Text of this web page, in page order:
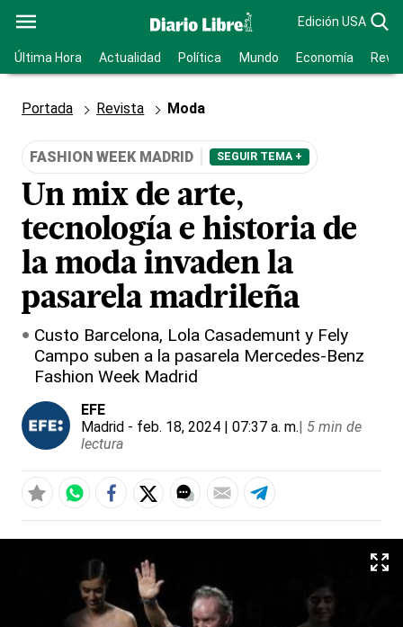
Edición USA
Última Hora Actualidad Política Mundo Economía
Portada Revista Moda
FASHION WEEK MADRID SEGUIR TEMA +
Un mix de arte,
tecnología e historia de
la moda invaden la
pasarela madrileña
Custo Barcelona, Lola Casademunt y Fely
Campo suben a la pasarela Mercedes-Benz
Fashion Week Madrid
EFE
Madrid - feb. 18, 2024 | 07:37 a. m.| 5 min de
lectura